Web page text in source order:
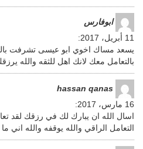
ابوفارس
11 أبريل، 2017
:
يسعد مساك اخوي ابو عيسى تشرفت
بالتعامل معك لانك اهل للثقه والله
hassan qanas
16 مارس، 2017
:
اسال الله ان يبارك لك في رزقك لقد
التعامل الراقي والله يوقفه والله اني